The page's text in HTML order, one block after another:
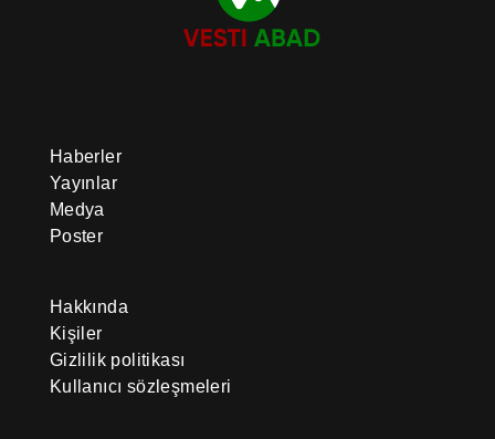
Haberler
Yayınlar
Medya
Poster
Hakkında
Kişiler
Gizlilik politikası
Kullanıcı sözleşmeleri